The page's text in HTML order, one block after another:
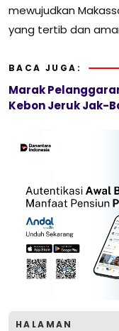
mewujudkan
yang tertib dan
BACA JUGA:
Marak
Kebon Jeruk Jak-
HALAMAN